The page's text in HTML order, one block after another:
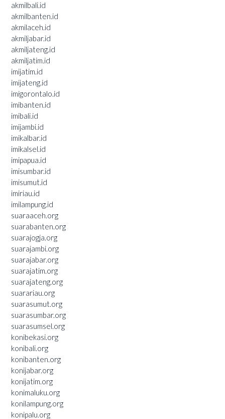
akmilbali.id
akmilbanten.id
akmilaceh.id
akmiljabar.id
akmiljateng.id
akmiljatim.id
imijatim.id
imijateng.id
imigorontalo.id
imibanten.id
imibali.id
imijambi.id
imikalbar.id
imikalsel.id
imipapua.id
imisumbar.id
imisumut.id
imiriau.id
imilampung.id
suaraaceh.org
suarabanten.org
suarajogja.org
suarajambi.org
suarajabar.org
suarajatim.org
suarajateng.org
suarariau.org
suarasumut.org
suarasumbar.org
suarasumsel.org
konibekasi.org
konibali.org
konibanten.org
konijabar.org
konijatim.org
konimaluku.org
konilampung.org
konipalu.org